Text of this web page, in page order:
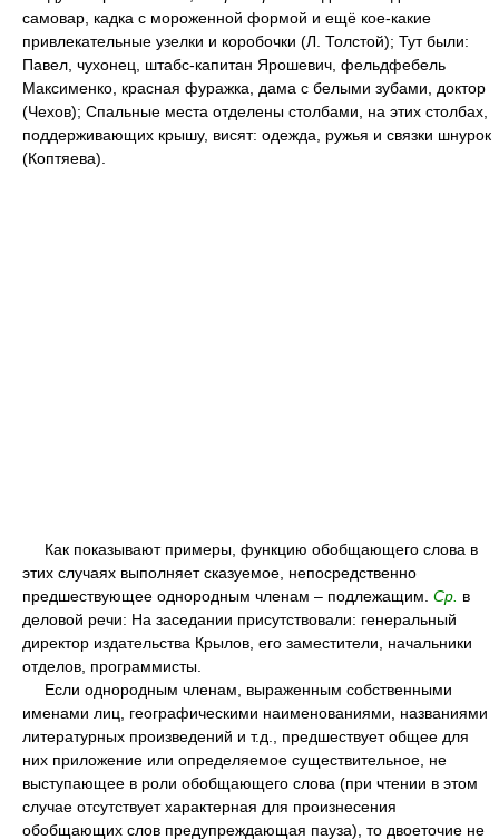
самовар, кадка с мороженной формой и ещё кое-какие
привлекательные узелки и коробочки (Л. Толстой); Тут были:
Павел, чухонец, штабс-капитан Ярошевич, фельдфебель
Максименко, красная фуражка, дама с белыми зубами, доктор
(Чехов); Спальные места отделены столбами, на этих столбах,
поддерживающих крышу, висят: одежда, ружья и связки шнурок
(Коптяева).
Как показывают примеры, функцию обобщающего слова в
этих случаях выполняет сказуемое, непосредственно
предшествующее однородным членам – подлежащим. Ср. в
деловой речи: На заседании присутствовали: генеральный
директор издательства Крылов, его заместители, начальники
отделов, программисты.
Если однородным членам, выраженным собственными
именами лиц, географическими наименованиями, названиями
литературных произведений и т.д., предшествует общее для
них приложение или определяемое существительное, не
выступающее в роли обобщающего слова (при чтении в этом
случае отсутствует характерная для произнесения
обобщающих слов предупреждающая пауза), то двоеточие не